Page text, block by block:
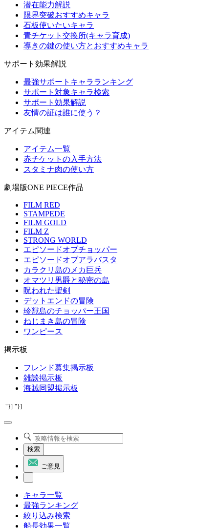
潜在能力解説
限界突破おすすめキャラ
石板使いたいキャラ
青チケット交換所(キャラ育成)
導きの鍵の使い方とおすすめキャラ
サポート効果解説
最強サポートキャラランキング
サポート対象キャラ検索
サポート効果解説
友情の証は誰に使う？
アイテム関連
アイテム一覧
赤チケットの入手方法
スタミナ肉の使い方
劇場版ONE PIECE作品
FILM RED
STAMPEDE
FILM GOLD
FILM Z
STRONG WORLD
エピソードオブチョッパー
エピソードオブアラバスタ
カラクリ島のメカ巨兵
オマツリ男爵と秘密の島
呪われた聖剣
デットエンドの冒険
珍獣島のチョッパー王国
ねじまき島の冒険
ワンピース
掲示板
フレンド募集掲示板
雑談掲示板
海賊同盟掲示板
"}] "}]
検索
ご意見
キャラ一覧
最強ランキング
絞り込み検索
船長効果一覧